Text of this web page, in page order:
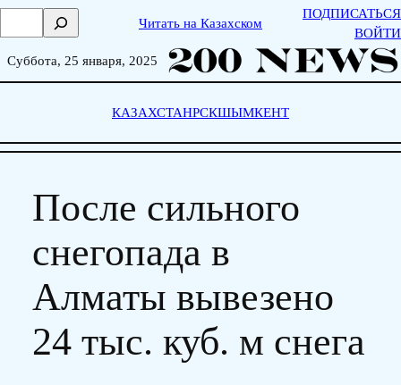
Skip
о
Читать на Казахском
ПОДПИСАТЬСЯ
ВОЙТИ
Суббота, 25 января, 2025
КАЗАХСТАНРСКШЫМКЕНТ
После сильного
снегопада в
Алматы вывезено
24 тыс. куб. м снега